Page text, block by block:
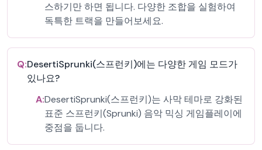
스하기만 하면 됩니다. 다양한 조합을 실험하여
독특한 트랙을 만들어보세요.
Q:DesertiSprunki(스프런키)에는 다양한 게임 모드가
있나요?
A:DesertiSprunki(스프런키)는 사막 테마로 강화된
표준 스프런키(Sprunki) 음악 믹싱 게임플레이에
중점을 둡니다.